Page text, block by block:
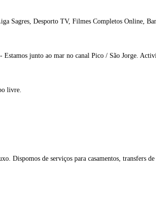
Desporto TV, Filmes Completos Online,
Estamos junto ao mar no canal Pico / São Jorge.
livre.
Dispomos de serviços para casamentos, transfers